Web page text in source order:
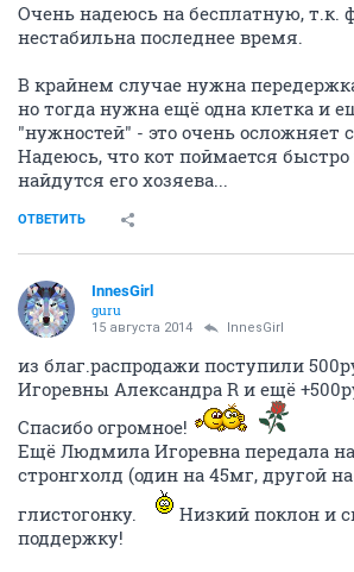
Очень надеюсь на бесплатную, т.к.
нестабильна последнее время.
В крайнем случае нужна
но тогда нужна ещё одна клетка и
"нужностей" - это очень осложняет
Надеюсь, что кот поймается быстро
найдутся его хозяева...
ОТВЕТИТЬ
InnesGirl
guru
15 августа 2014 InnesGirl
из благ.распродажи поступили
Игоревны Александра R и ещё
Спасибо огромное!
Ещё Людмила Игоревна передала
стронгхолд (один на 45мг, другой
глистогонку.
Низкий поклон и
поддержку!